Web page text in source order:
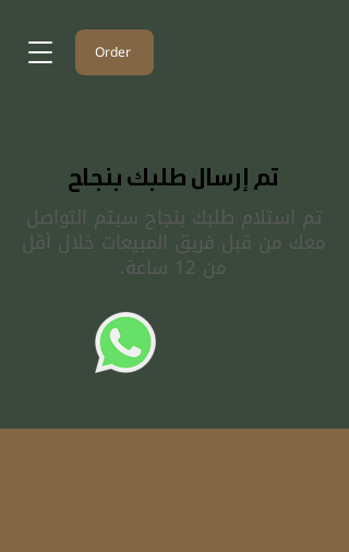
Order
تم إرسال طلبك بنجاح
تم استلام طلبك بنجاح سيتم التواصل
معك من قبل فريق المبيعات خلال أقل
من 12 ساعة.